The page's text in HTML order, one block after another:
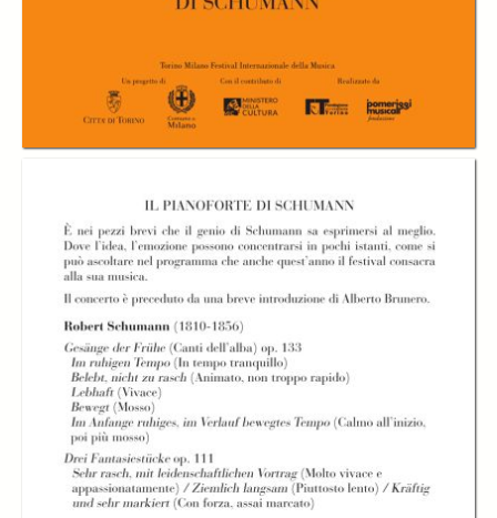
In collections
Libretti di sala - MITO SettembreMusica (2007-2024)